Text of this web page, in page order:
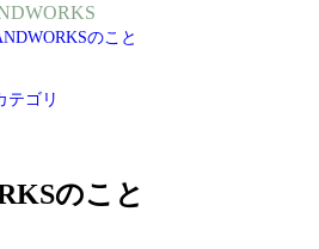
のこと
テゴリ
のこと